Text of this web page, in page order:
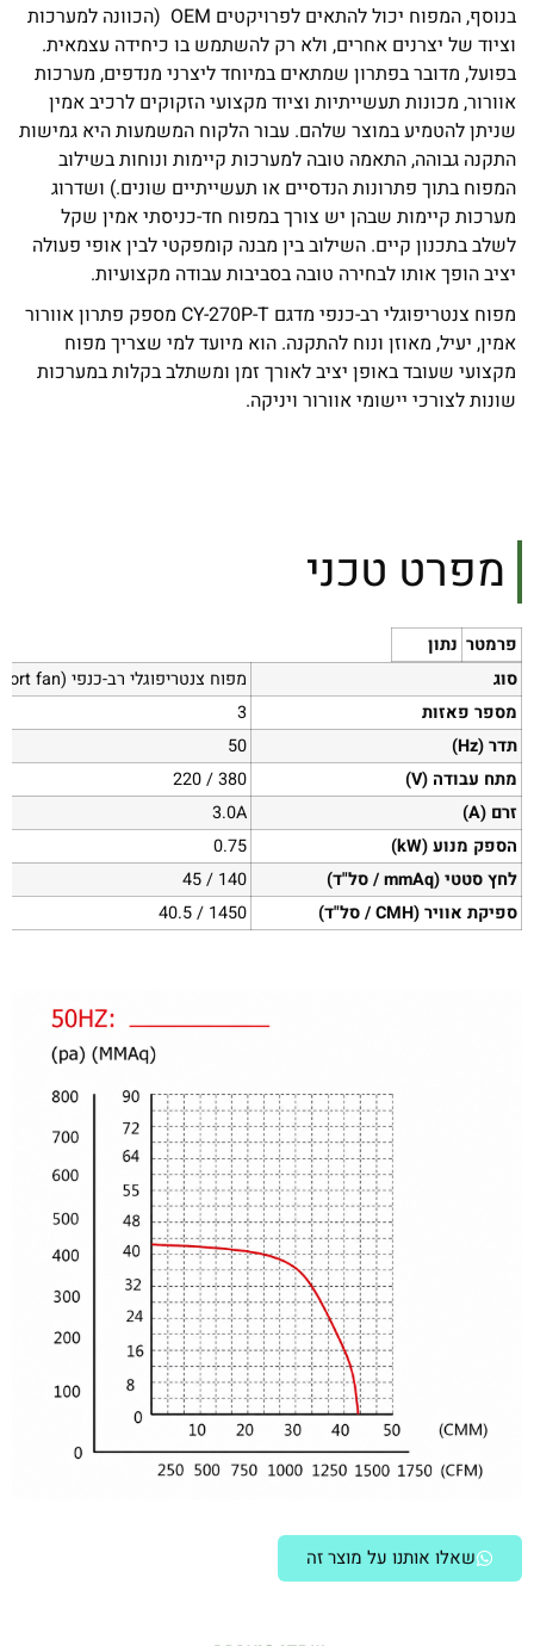
בנוסף, המפוח יכול להתאים לפרויקטים OEM (הכוונה למערכות
וציוד של יצרנים אחרים, ולא רק להשתמש בו כיחידה עצמאית.
בפועל, מדובר בפתרון שמתאים במיוחד ליצרני מנדפים, מערכות
אוורור, מכונות תעשייתיות וציוד מקצועי הזקוקים לרכיב אמין
שניתן להטמיע במוצר שלהם. עבור הלקוח המשמעות היא גמישות
התקנה גבוהה, התאמה טובה למערכות קיימות ונוחות בשילוב
המפוח בתוך פתרונות הנדסיים או תעשייתיים שונים.) ושדרוג
מערכות קיימות שבהן יש צורך במפוח חד-כניסתי אמין שקל
לשלב בתכנון קיים. השילוב בין מבנה קומפקטי לבין אופי פעולה
יציב הופך אותו לבחירה טובה בסביבות עבודה מקצועיות.
מפוח צנטריפוגלי רב-כנפי מדגם CY-270P-T מספק פתרון אוורור
אמין, יעיל, מאוזן ונוח להתקנה. הוא מיועד למי שצריך מפוח
מקצועי שעובד באופן יציב לאורך זמן ומשתלב בקלות במערכות
שונות לצורכי יישומי אוורור ויניקה.
מפרט טכני
פרמטר נתון
סוג
מפוח צנטריפוגלי רב-כנפי (Single-port fan)
מספר פאזות
3
תדר (Hz)
50
מתח עבודה (V)
380 / 220
זרם (A)
‎3.0A
הספק מנוע (kW)
‎0.75
לחץ סטטי (mmAq / סל"ד)
‎45 / 140
ספיקת אוויר (CMH / סל"ד)
‎40.5 / 1450
שאלו אותנו על מוצר זה